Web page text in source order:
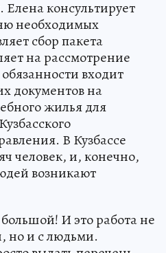
консультирует
необходимых
сбор пакета
на рассмотрение
входит
документов на
жилья для
В Кузбассе
человек, и, конечно,
возникают
И это работа не
но и с людьми.